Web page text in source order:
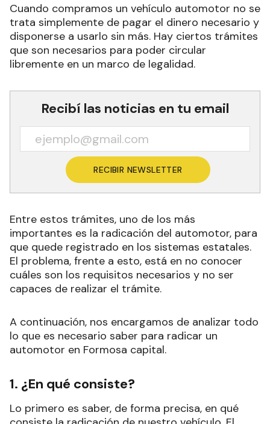
Cuando compramos un vehículo automotor no se
trata simplemente de pagar el dinero necesario y
disponerse a usarlo sin más. Hay ciertos trámites
que son necesarios para poder circular
libremente en un marco de legalidad.
Recibí las noticias en tu email
RECIBIR NEWSLETTER
Entre estos trámites, uno de los más
importantes es la radicación del automotor, para
que quede registrado en los sistemas estatales.
El problema, frente a esto, está en no conocer
cuáles son los requisitos necesarios y no ser
capaces de realizar el trámite.
A continuación, nos encargamos de analizar todo
lo que es necesario saber para radicar un
automotor en Formosa capital.
1. ¿En qué consiste?
Lo primero es saber, de forma precisa, en qué